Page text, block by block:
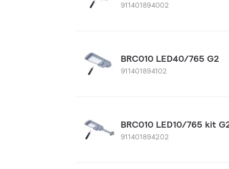
911401894002
BRC010 LED40/765 G2
911401894102
BRC010 LED10/765 kit
911401894202